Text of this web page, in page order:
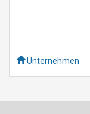
Unternehmen